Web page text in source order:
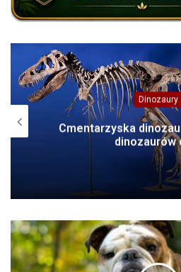
Dinozaury
Cmentarzyska
dinozaurów